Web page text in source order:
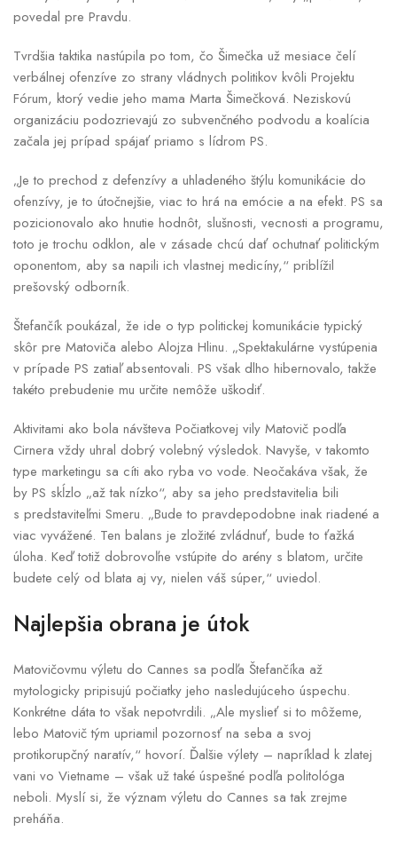
povedal pre Pravdu.
Tvrdšia taktika nastúpila po tom, čo Šimečka už mesiace čelí
verbálnej ofenzíve zo strany vládnych politikov kvôli Projektu
Fórum, ktorý vedie jeho mama Marta Šimečková. Neziskovú
organizáciu podozrievajú zo subvenčného podvodu a koalícia
začala jej prípad spájať priamo s lídrom PS.
„Je to prechod z defenzívy a uhladeného štýlu komunikácie do
ofenzívy, je to útočnejšie, viac to hrá na emócie a na efekt. PS sa
pozicionovalo ako hnutie hodnôt, slušnosti, vecnosti a programu,
toto je trochu odklon, ale v zásade chcú dať ochutnať politickým
oponentom, aby sa napili ich vlastnej medicíny,“ priblížil
prešovský odborník.
Štefančík poukázal, že ide o typ politickej komunikácie typický
skôr pre Matoviča alebo Alojza Hlinu. „Spektakulárne vystúpenia
v prípade PS zatiaľ absentovali. PS však dlho hibernovalo, takže
takéto prebudenie mu určite nemôže uškodiť.
Aktivitami ako bola návšteva Počiatkovej vily Matovič podľa
Cirnera vždy uhral dobrý volebný výsledok. Navyše, v takomto
type marketingu sa cíti ako ryba vo vode. Neočakáva však, že
by PS skĺzlo „až tak nízko“, aby sa jeho predstavitelia bili
s predstaviteľmi Smeru. „Bude to pravdepodobne inak riadené a
viac vyvážené. Ten balans je zložité zvládnuť, bude to ťažká
úloha. Keď totiž dobrovoľne vstúpite do arény s blatom, určite
budete celý od blata aj vy, nielen váš súper,“ uviedol.
Najlepšia obrana je útok
Matovičovmu výletu do Cannes sa podľa Štefančíka až
mytologicky pripisujú počiatky jeho nasledujúceho úspechu.
Konkrétne dáta to však nepotvrdili. „Ale myslieť si to môžeme,
lebo Matovič tým upriamil pozornosť na seba a svoj
protikorupčný naratív,“ hovorí. Ďalšie výlety – napríklad k zlatej
vani vo Vietname – však už také úspešné podľa politológa
neboli. Myslí si, že význam výletu do Cannes sa tak zrejme
preháňa.